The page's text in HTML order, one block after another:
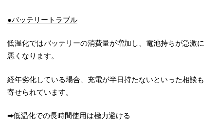
●バッテリートラブル
低温化ではバッテリーの消費量が増加し、電池持ちが急激に
悪くなります。
経年劣化している場合、充電が半日持たないといった相談も
寄せられています。
➡低温化での長時間使用は極力避ける